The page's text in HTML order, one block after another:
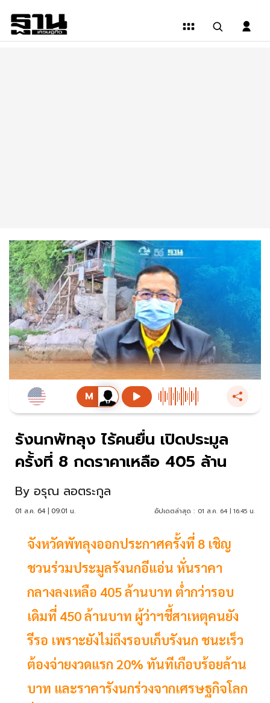
รังนกพัทลุง ไร้คนยื่น เปิดประมูล
ครั้งที่ 8 กดราคาเหลือ 405 ล้าน
By อรุณ ลอตระกูล
01 ส.ค. 64 | 09:01 น. อัปเดตล่าสุด : 01 ส.ค. 64 | 16:45 น.
จังหวัดพัทลุงออกประกาศครั้งที่ 8 เชิญ
ชวนร่วมประมูลรังนกอีแอ่น หั่นราคา
กลางลงเหลือ 405 ล้านบาท ตํ่ากว่ารอบ
เดิมที่ 450 ล้านบาท ผู้ว่าฯชี้สาเหตุคนยัง
รีรอ เพราะยังไม่ถึงรอบเก็บรังนก ชนะเร็ว
ต้องจ่ายงวดแรก 20% ทันทีเกือบร้อยล้าน
บาท และราคารังนกร่วงจากเศรษฐกิจโลก